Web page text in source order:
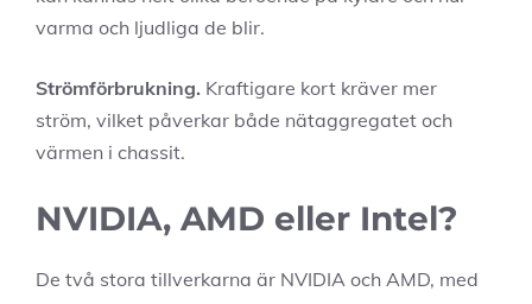
varma och ljudliga de blir.
Strömförbrukning. Kraftigare kort kräver mer
ström, vilket påverkar både nätaggregatet och
värmen i chassit.
NVIDIA, AMD eller Intel?
De två stora tillverkarna är NVIDIA och AMD, med